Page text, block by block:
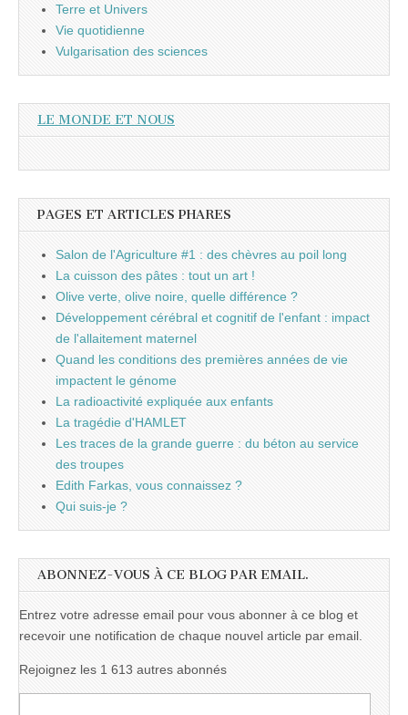
Terre et Univers
Vie quotidienne
Vulgarisation des sciences
LE MONDE ET NOUS
PAGES ET ARTICLES PHARES
Salon de l'Agriculture #1 : des chèvres au poil long
La cuisson des pâtes : tout un art !
Olive verte, olive noire, quelle différence ?
Développement cérébral et cognitif de l'enfant : impact
de l'allaitement maternel
Quand les conditions des premières années de vie
impactent le génome
La radioactivité expliquée aux enfants
La tragédie d'HAMLET
Les traces de la grande guerre : du béton au service
des troupes
Edith Farkas, vous connaissez ?
Qui suis-je ?
ABONNEZ-VOUS À CE BLOG PAR EMAIL.
Entrez votre adresse email pour vous abonner à ce blog et
recevoir une notification de chaque nouvel article par email.
Rejoignez les 1 613 autres abonnés